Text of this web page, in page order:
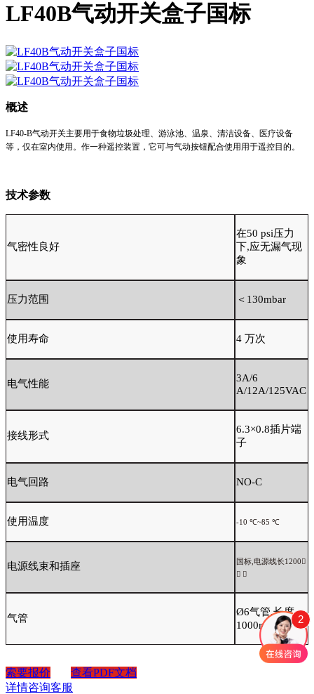
LF40B气动开关盒子国标
概述
LF40-B气动开关主要用于食物垃圾处理、游泳池、温泉、清洁设备、医疗设备
等，仅在室内使用。作一种遥控装置，它可与气动按钮配合使用用于遥控目的。
技术参数
气密性良好
在50 psi压⼒
下,应⽆漏⽓现
象
压力范围 ＜ 130mbar
使用寿命 4 万次
电气性能
3A/6
A/12A/125VAC
接线形式
6.3×0.8插片端
子
电气回路 NO-C
使用温度 -10 ℃~85 ℃
电源线束和插座 国标,电源线⻓1200
 
气管
Ø6⽓管,⻓度
1000mm
索要报价
查看PDF文档
详情咨询客服
2